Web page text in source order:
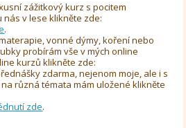
zážitkový kurz s pocitem
v lese klikněte zde:
.
vonné dýmy, koření nebo
probírám vše v mých online
kurzů klikněte zde:
zdarma, nejenom moje, ale i s
různá témata mám uložené klikněte
zde.